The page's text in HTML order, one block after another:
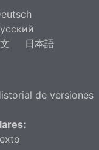
日本語
de versiones